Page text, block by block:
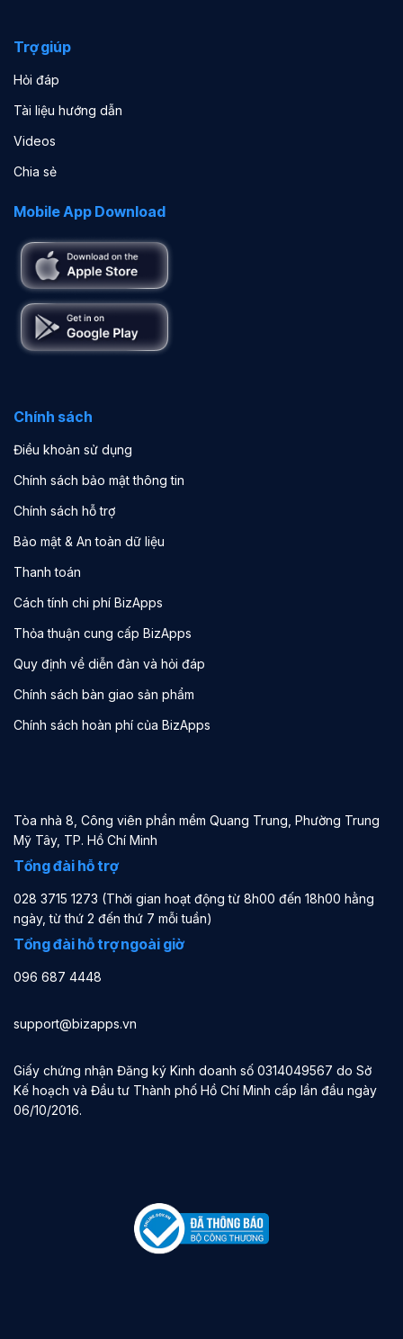
Trợ giúp
Hỏi đáp
Tài liệu hướng dẫn
Videos
Chia sẻ
Mobile App Download
Chính sách
Điều khoản sử dụng
Chính sách bảo mật thông tin
Chính sách hỗ trợ
Bảo mật & An toàn dữ liệu
Thanh toán
Cách tính chi phí BizApps
Thỏa thuận cung cấp BizApps
Quy định về diễn đàn và hỏi đáp
Chính sách bàn giao sản phẩm
Chính sách hoàn phí của BizApps
Tòa nhà 8, Công viên phần mềm Quang Trung, Phường Trung
Mỹ Tây, TP. Hồ Chí Minh
Tổng đài hỗ trợ
028 3715 1273 (Thời gian hoạt động từ 8h00 đến 18h00 hằng
ngày, từ thứ 2 đến thứ 7 mỗi tuần)
Tổng đài hỗ trợ ngoài giờ
096 687 4448
support@bizapps.vn
Giấy chứng nhận Đăng ký Kinh doanh số 0314049567 do Sở
Kế hoạch và Đầu tư Thành phố Hồ Chí Minh cấp lần đầu ngày
06/10/2016.